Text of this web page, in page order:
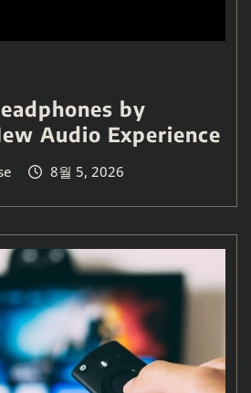
by
Audio Experience
8월 5, 2026